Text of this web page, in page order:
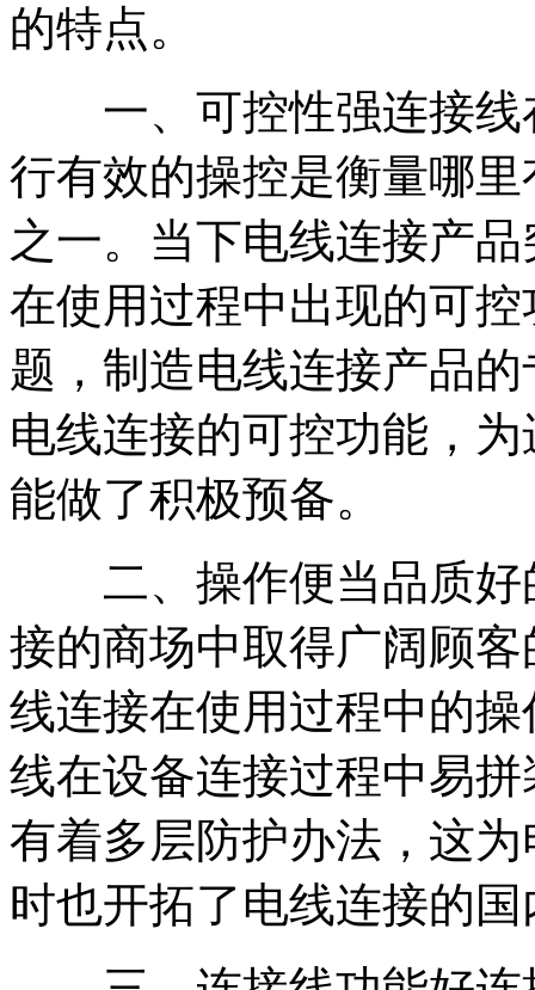
的特点。
一、可控性强连接线
行有效的操控是衡量哪
之一。当下电线连接产
在使用过程中出现的可
题，制造电线连接产品
电线连接的可控功能，
能做了积极预备。
二、操作便当品质好
接的商场中取得广阔顾
线连接在使用过程中的
线在设备连接过程中易
有着多层防护办法，这
时也开拓了电线连接的